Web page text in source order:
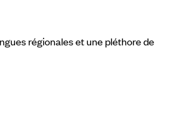
régionales et une pléthore de